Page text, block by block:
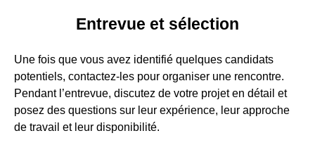
Entrevue et sélection
Une fois que vous avez identifié quelques candidats
potentiels, contactez-les pour organiser une rencontre.
Pendant l’entrevue, discutez de votre projet en détail et
posez des questions sur leur expérience, leur approche
de travail et leur disponibilité.